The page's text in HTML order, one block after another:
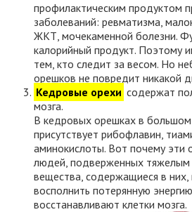
профилактическим продуктом
заболеваний: ревматизма,
ЖКТ, мочекаменной болезни.
калорийный продукт. Поэтому
тем, кто следит за весом. Но
орешков не повредит никакой
Кедровые орехи содержат
мозга.
В кедровых орешках в большом
присутствует рибофлавин,
аминокислоты. Вот почему эти
людей, подверженных тяжелым
вещества, содержащиеся в
восполнить потерянную
восстанавливают клетки мозга.